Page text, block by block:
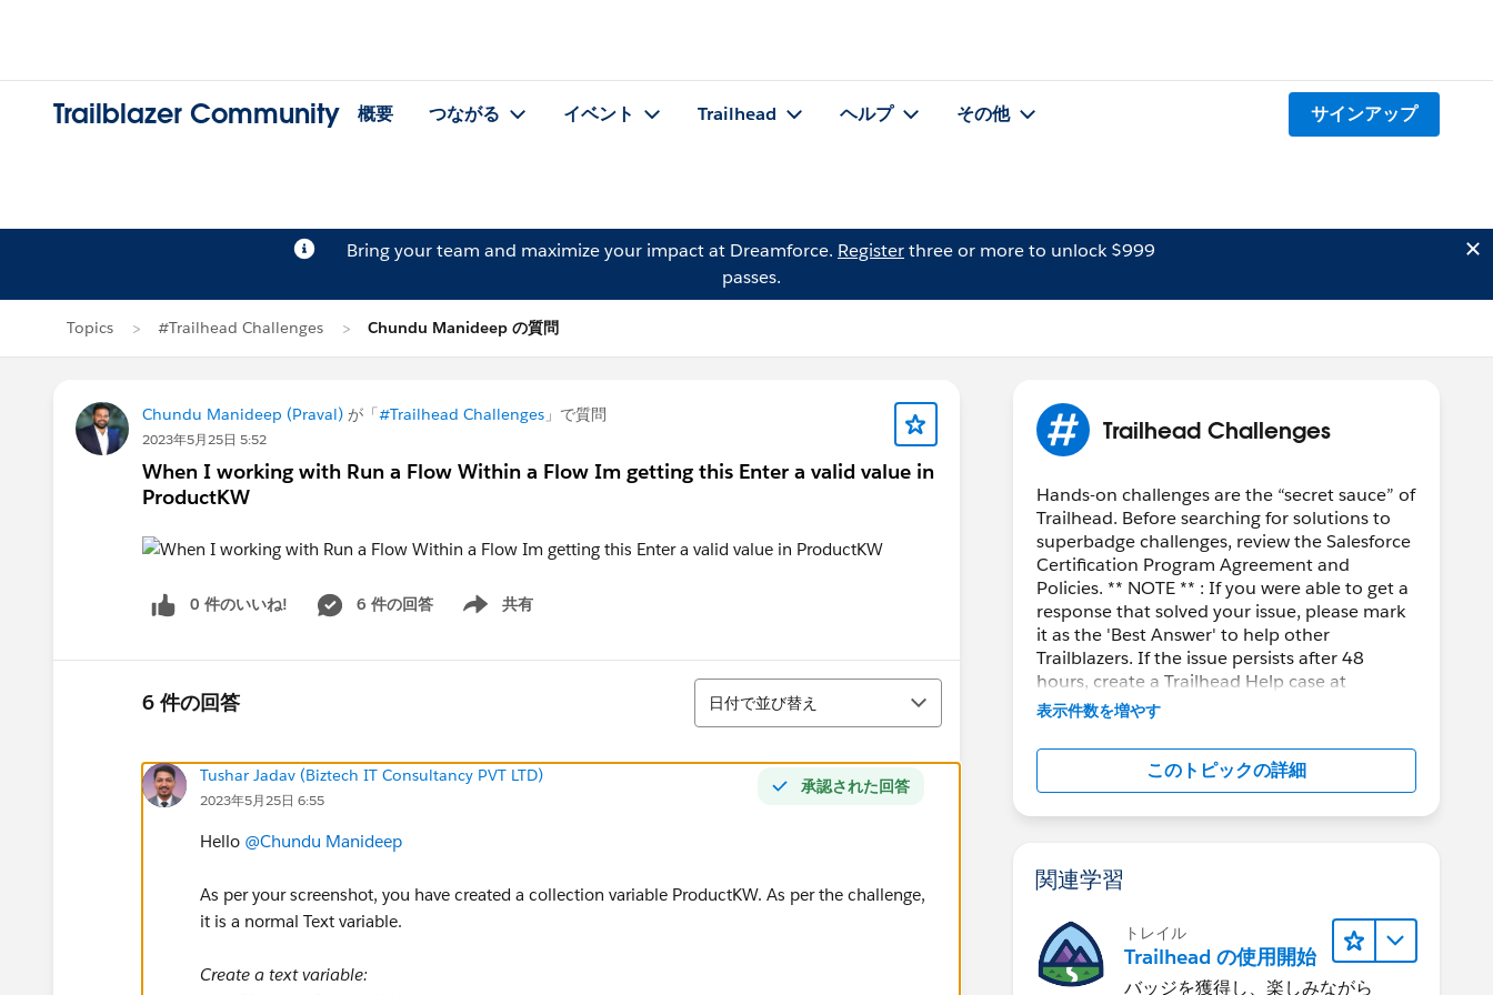
Trailblazer Community 概要 つながる イベント Trailhead ヘルプ その他 サインアップ
Bring your team and maximize your impact at Dreamforce. Registerthree or more to unlock $999
passes.
Topics #Trailhead Challenges Chundu Manideep の質問
Chundu Manideep (Praval) が「#Trailhead Challenges 」で質問
2023年5月25日 5:52
When I working with Run a Flow Within a Flow Im getting this Enter a valid value in
ProductKW
0 件のいいね! 6 件の回答 共有
Show menu
6 件の回答
並び替え
日付で並び替え
承認された回答
Tushar Jadav (Biztech IT Consultancy PVT LTD)
2023年5月25日 6:55
Hello @Chundu Manideep
As per your screenshot, you have created a collection variable ProductKW. As per the challenge,
it is a normal Text variable.
Create a text variable:
Trailhead Challenges
Hands-on challenges are the “secret sauce” of
Trailhead. Before searching for solutions to
superbadge challenges, review the Salesforce
Certification Program Agreement and
Policies. ** NOTE ** : If you were able to get a
response that solved your issue, please mark
it as the 'Best Answer' to help other
Trailblazers. If the issue persists after 48
hours, create a Trailhead Help case at
https://help.salesforce.com/s/support
表示件数を増やす
このトピックの詳細
関連学習
トレイル
Trailhead の使用開始
バッジを獲得し、楽しみながら